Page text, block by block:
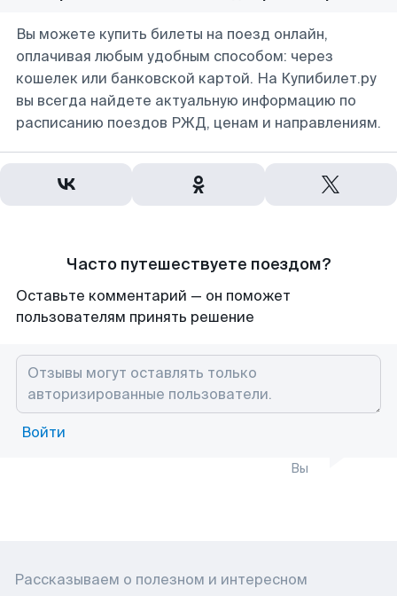
Вы можете купить билеты на поезд онлайн,
оплачивая любым удобным способом: через
кошелек или банковской картой. На Купибилет.ру
вы всегда найдете актуальную информацию по
расписанию поездов РЖД, ценам и направлениям.
Часто путешествуете поездом?
Оставьте комментарий — он поможет
пользователям принять решение
Войти
Вы
Рассказываем о полезном и интересном